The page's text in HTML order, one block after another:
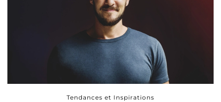
Tendances et Inspirations